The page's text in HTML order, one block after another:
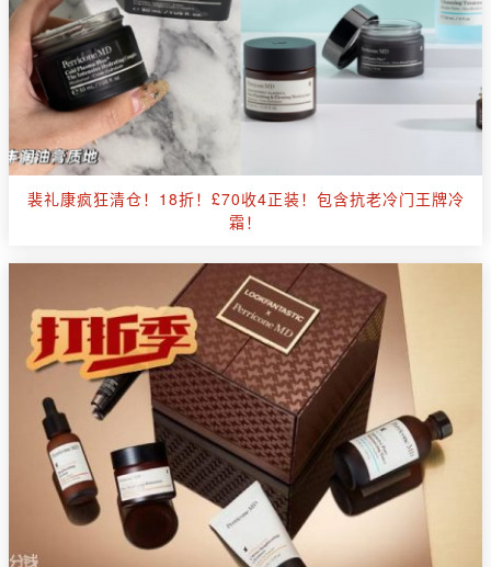
裴礼康疯狂清仓！18折！£70收4正装！包含抗老冷门王牌冷
霜！